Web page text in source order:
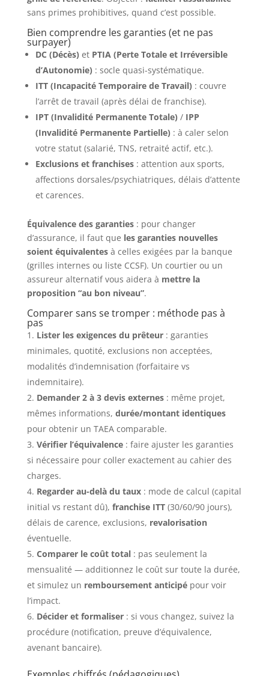
sans primes prohibitives, quand c’est possible.
Bien comprendre les garanties (et ne pas
surpayer)
DC (Décès) et PTIA (Perte Totale et Irréversible
d’Autonomie) : socle quasi-systématique.
ITT (Incapacité Temporaire de Travail) : couvre
l’arrêt de travail (après délai de franchise).
IPT (Invalidité Permanente Totale) / IPP
(Invalidité Permanente Partielle) : à caler selon
votre statut (salarié, TNS, retraité actif, etc.).
Exclusions et franchises: attention aux sports,
affections dorsales/psychiatriques, délais d’attente
et carences.
Équivalence des garanties: pour changer
d’assurance, il faut que les garanties nouvelles
soient équivalentesà celles exigées par la banque
(grilles internes ou liste CCSF). Un courtier ou un
assureur alternatif vous aidera à mettre la
proposition “au bon niveau”.
Comparer sans se tromper : méthode pas à
pas
Lister les exigences du prêteur: garanties
minimales, quotité, exclusions non acceptées,
modalités d’indemnisation (forfaitaire vs
indemnitaire).
Demander 2 à 3 devis externes: même projet,
mêmes informations, durée/montant identiques
pour obtenir un TAEA comparable.
Vérifier l’équivalence: faire ajuster les garanties
si nécessaire pour coller exactement au cahier des
charges.
Regarder au-delà du taux: mode de calcul (capital
initial vs restant dû), franchise ITT(30/60/90 jours),
délais de carence, exclusions, revalorisation
éventuelle.
Comparer le coût total: pas seulement la
mensualité — additionnez le coût sur toute la durée,
et simulez un remboursement anticipépour voir
l’impact.
Décider et formaliser: si vous changez, suivez la
procédure (notification, preuve d’équivalence,
avenant bancaire).